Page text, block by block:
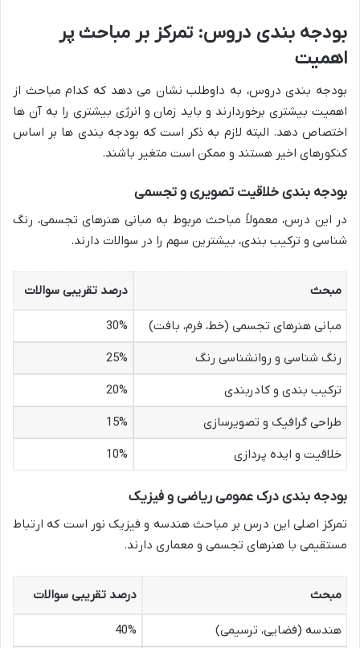
بودجه بندی دروس: تمرکز بر مباحث پر
اهمیت
بودجه بندی دروس، به داوطلب نشان می دهد که کدام مباحث از
اهمیت بیشتری برخوردارند و باید زمان و انرژی بیشتری را به آن ها
اختصاص دهد. البته لازم به ذکر است که بودجه بندی ها بر اساس
کنکورهای اخیر هستند و ممکن است متغیر باشند.
بودجه بندی خلاقیت تصویری و تجسمی
در این درس، معمولاً مباحث مربوط به مبانی هنرهای تجسمی، رنگ
شناسی و ترکیب بندی، بیشترین سهم را در سوالات دارند.
مبحث درصد تقریبی سوالات
مبانی هنرهای تجسمی (خط، فرم، بافت)
30%
رنگ شناسی و روانشناسی رنگ
25%
ترکیب بندی و کادربندی
20%
طراحی گرافیک و تصویرسازی
15%
خلاقیت و ایده پردازی
10%
بودجه بندی درک عمومی ریاضی و فیزیک
تمرکز اصلی این درس بر مباحث هندسه و فیزیک نور است که ارتباط
مستقیمی با هنرهای تجسمی و معماری دارند.
مبحث درصد تقریبی سوالات
هندسه (فضایی، ترسیمی)
40%